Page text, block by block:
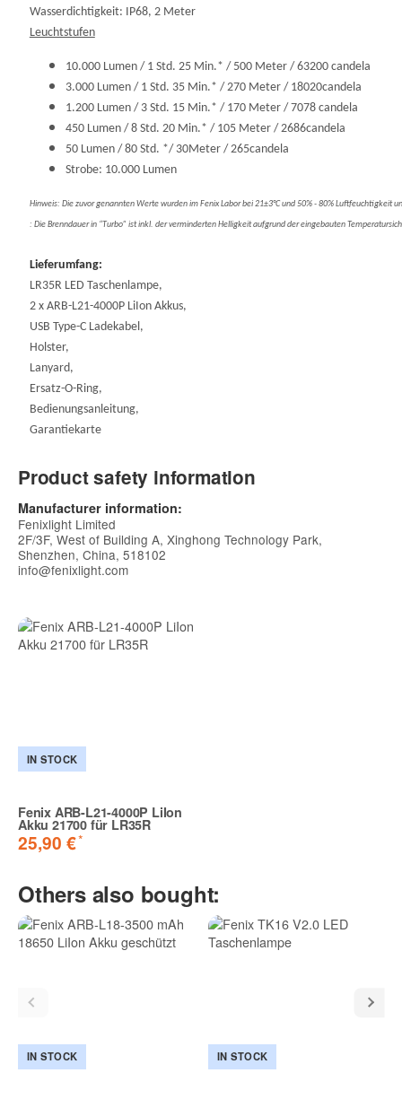
Wasserdichtigkeit: IP68, 2 Meter
Leuchtstufen
10.000 Lumen / 1 Std. 25 Min.* / 500 Meter / 63200 candela
3.000 Lumen / 1 Std. 35 Min.* / 270 Meter / 18020candela
1.200 Lumen / 3 Std. 15 Min.* / 170 Meter / 7078 candela
450 Lumen / 8 Std. 20 Min.* / 105 Meter / 2686candela
50 Lumen / 80 Std. */ 30Meter / 265candela
Strobe: 10.000 Lumen
Hinweis: Die zuvor genannten Werte wurden im Fenix Labor bei 21±3°C und 50% - 80%
: Die Brenndauer in “Turbo” ist inkl. der verminderten Helligkeit aufgrund der eingebauten
Lieferumfang:
LR35R LED Taschenlampe,
2 x ARB-L21-4000P LiIon Akkus,
USB Type-C Ladekabel,
Holster,
Lanyard,
Ersatz-O-Ring,
Bedienungsanleitung,
Garantiekarte
Product safety information
Manufacturer information:
Fenixlight Limited
2F/3F, West of Building A, Xinghong Technology Park,
Shenzhen, China, 518102
info@fenixlight.com
IN STOCK
Fenix ARB-L21-4000P LiIon
Akku 21700 für LR35R
25,90 €*
Others also bought:
IN STOCK IN STOCK